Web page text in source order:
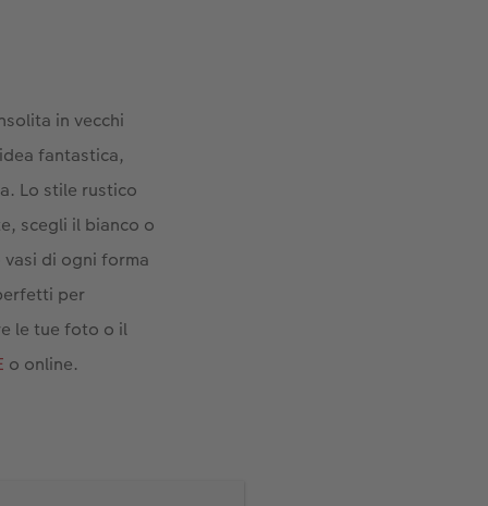
in vecchi
fantastica,
Lo stile rustico
scegli il bianco o
di ogni forma
per
le tue foto o il
o online.